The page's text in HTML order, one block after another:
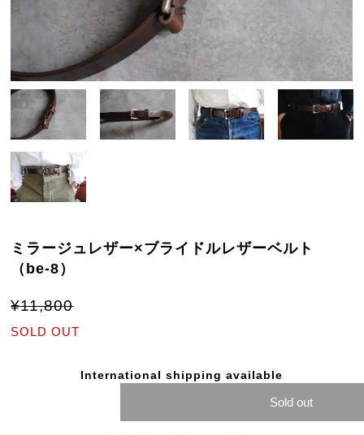
ミラージュレザー×ブライドルレザーベルト
（be-8）
¥11,800
SOLD OUT
International shipping available
Sold out